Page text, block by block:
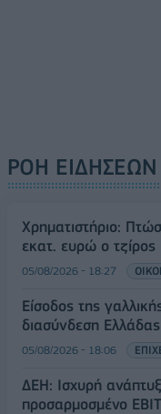
ΡΟΗ ΕΙΔΗΣΕΩΝ
Χρηματιστήριο:
εκατ. ευρώ ο τζίρος
05/08/2026 - 18:27
Είσοδος της
διασύνδεση
05/08/2026 - 18:06
ΔΕΗ: Ισχυρή
προσαρμοσμένο